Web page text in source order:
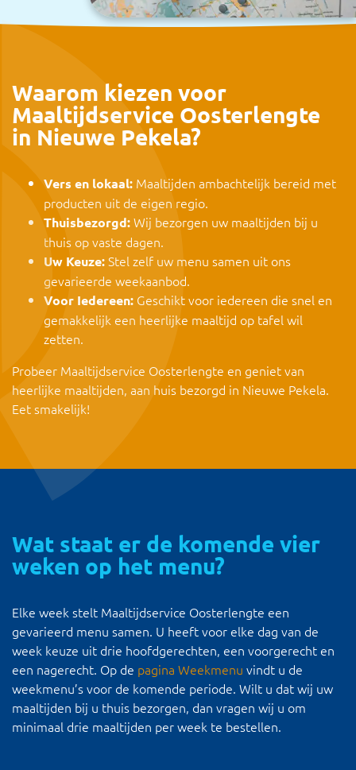
Waarom kiezen voor
Maaltijdservice Oosterlengte
in Nieuwe Pekela?
Vers en lokaal: Maaltijden ambachtelijk bereid met
producten uit de eigen regio.
Thuisbezorgd:Wij bezorgen uw maaltijden bij u
thuis op vaste dagen.
Uw Keuze:Stel zelf uw menu samen uit ons
gevarieerde weekaanbod.
Voor Iedereen: Geschikt voor iedereen die snel en
gemakkelijk een heerlijke maaltijd op tafel wil
zetten.
Probeer Maaltijdservice Oosterlengte en geniet van
heerlijke maaltijden, aan huis bezorgd in Nieuwe Pekela.
Eet smakelijk!
Wat staat er de komende vier
weken op het menu?
Elke week stelt Maaltijdservice Oosterlengte een
gevarieerd menu samen. U heeft voor elke dag van de
week keuze uit drie hoofdgerechten, een voorgerecht en
een nagerecht. Op de pagina Weekmenu vindt u de
weekmenu’s voor de komende periode. Wilt u dat wij uw
maaltijden bij u thuis bezorgen, dan vragen wij u om
minimaal drie maaltijden per week te bestellen.